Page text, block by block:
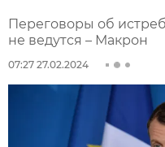
Переговоры об
не ведутся – Макрон
07:27 27.02.2024